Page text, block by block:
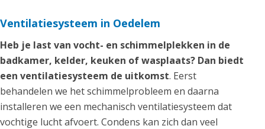
Ventilatiesysteem in Oedelem
Heb je last van vocht- en schimmelplekken in de
badkamer, kelder, keuken of wasplaats? Dan biedt
een ventilatiesysteem de uitkomst. Eerst
behandelen we het schimmelprobleem en daarna
installeren we een mechanisch ventilatiesysteem dat
vochtige lucht afvoert. Condens kan zich dan veel